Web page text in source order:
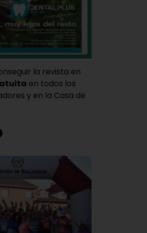
la revista en
en todos los
y en la Casa de